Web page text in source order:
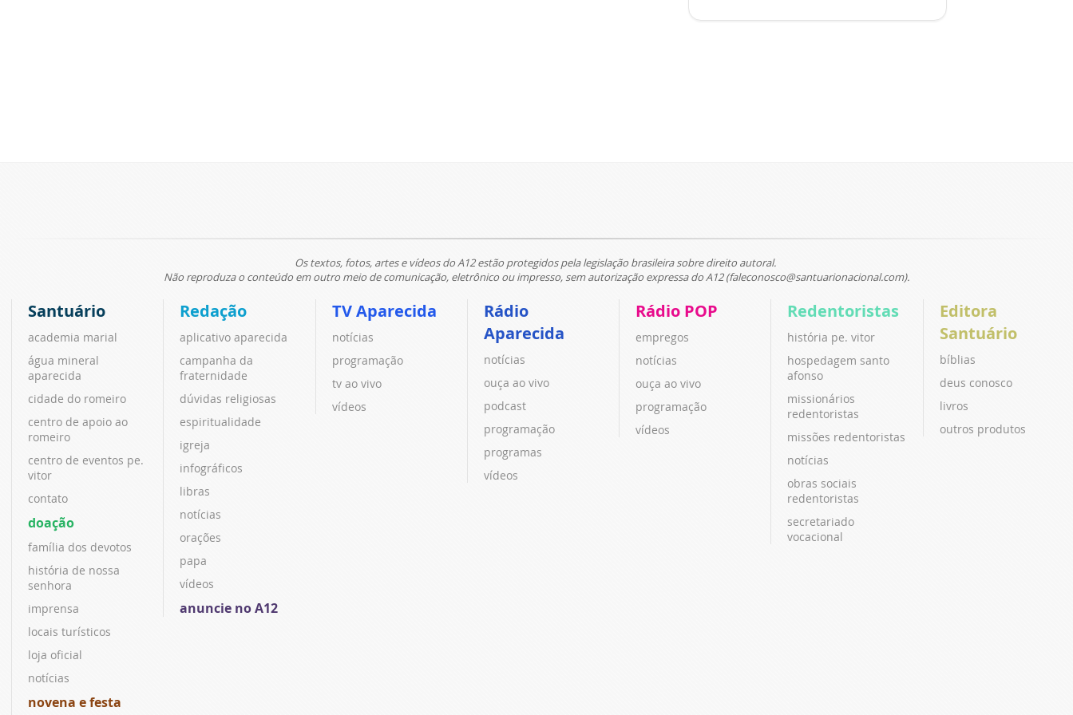
Os textos, fotos, artes e vídeos do A12 estão protegidos pela legislação brasileira sobre direito autoral.
Não reproduza o conteúdo em outro meio de comunicação, eletrônico ou impresso, sem autorização expressa do A12 (faleconosco@santuarionacional.com).
Santuário
academia marial
água mineral
aparecida
cidade do romeiro
centro de apoio ao
romeiro
centro de eventos pe.
vitor
contato
doação
família dos devotos
história de nossa
senhora
imprensa
locais turísticos
loja oficial
notícias
novena e festa
Redação
aplicativo aparecida
campanha da
fraternidade
dúvidas religiosas
espiritualidade
igreja
infográficos
libras
notícias
orações
papa
vídeos
anuncie no A12
TV Aparecida
notícias
programação
tv ao vivo
vídeos
Rádio
Aparecida
notícias
ouça ao vivo
podcast
programação
programas
vídeos
Rádio POP
empregos
notícias
ouça ao vivo
programação
vídeos
Redentoristas
história pe. vitor
hospedagem santo
afonso
missionários
redentoristas
missões redentoristas
notícias
obras sociais
redentoristas
secretariado
vocacional
Editora
Santuário
bíblias
deus conosco
livros
outros produtos